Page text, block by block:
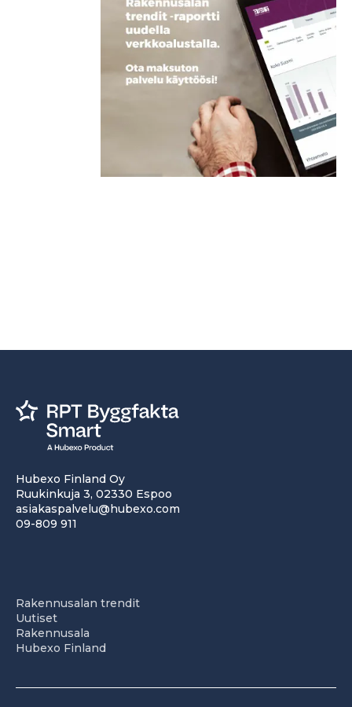
Hubexo Finland Oy
Ruukinkuja 3, 02330 Espoo
asiakaspalvelu@hubexo.com
09-809 911
Rakennusalan trendit
Uutiset
Rakennusala
Hubexo Finland